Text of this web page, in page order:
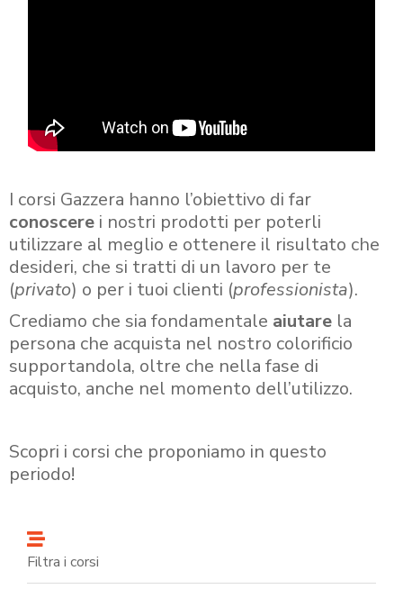
I corsi Gazzera hanno l’obiettivo di far
conoscere i nostri prodotti per poterli
utilizzare al meglio e ottenere il risultato che
desideri, che si tratti di un lavoro per te
(privato) o per i tuoi clienti (professionista).
Crediamo che sia fondamentale aiutare la
persona che acquista nel nostro colorificio
supportandola, oltre che nella fase di
acquisto, anche nel momento dell’utilizzo.
Scopri i corsi che proponiamo in questo
periodo!
Filtra i corsi